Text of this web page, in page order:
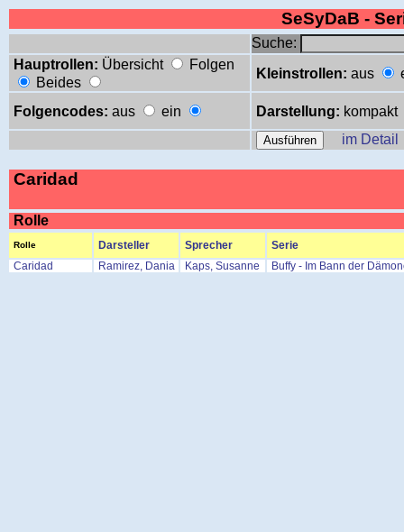
SeSyDaB -
Suche:
Hauptrollen: Übersicht
Folgen
Beides
Kleinstrollen: aus
Folgencodes: aus ein Darstellung: kompakt
im Detail
Caridad
Rolle
Rolle Darsteller Sprecher
Serie
Caridad
Ramirez, Dania Kaps, Susanne Buffy - Im Bann der